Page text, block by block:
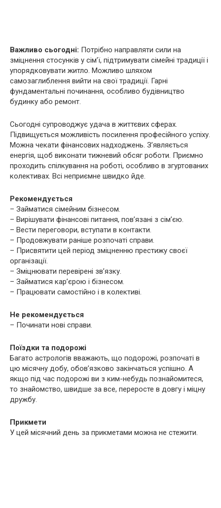
Важливо сьогодні: Потрібно направляти сили на
зміцнення стосунків у сім’ї, підтримувати сімейні традиції і
упорядковувати житло. Можливо шляхом
самозаглиблення вийти на свої традиції. Гарні
фундаментальні починання, особливо будівництво
будинку або ремонт.
Сьогодні супроводжує удача в життєвих сферах.
Підвищується можливість посилення професійного успіху.
Можна чекати фінансових надходжень. З’являється
енергія, щоб виконати тижневий обсяг роботи. Приємно
проходить спілкування на роботі, особливо в згуртованих
колективах. Всі неприємне швидко йде.
Рекомендується
– Займатися сімейним бізнесом.
– Вирішувати фінансові питання, пов’язані з сім’єю.
– Вести переговори, вступати в контакти.
– Продовжувати раніше розпочаті справи.
– Присвятити цей період зміцненню престижу своєї
організації.
– Зміцнювати перевірені зв’язку.
– Займатися кар’єрою і бізнесом.
– Працювати самостійно і в колективі.
Не рекомендується
– Починати нові справи.
Поїздки та подорожі
Багато астрологів вважають, що подорожі, розпочаті в
цю місячну добу, обов’язково закінчаться успішно. А
якщо під час подорожі ви з ким-небудь познайомитеся,
то знайомство, швидше за все, переросте в довгу і міцну
дружбу.
Прикмети
У цей місячний день за прикметами можна не стежити.